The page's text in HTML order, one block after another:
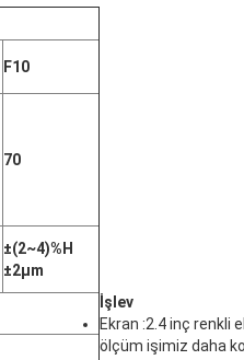
F10
70
±(2~4)%H
±2μm
İşlev
Ekran :2.4 inç renkli
ölçüm işimiz daha